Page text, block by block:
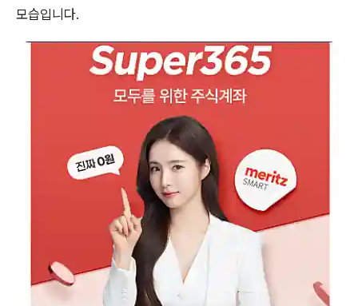
모습입니다.